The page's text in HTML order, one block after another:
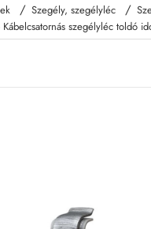
Szegély, szegélyléc
szegélyléc toldó